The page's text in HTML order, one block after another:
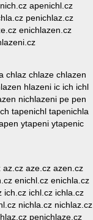
apenichl.cz
penichlaz.cz
enichlazen.cz
chlaz chlaze chlazen
hlazeni ic ich ichl
nichlazeni pe pen
tapenichl tapenichla
ytapeni ytapenic
aze.cz azen.cz
enichl.cz enichla.cz
ich.cz ichl.cz ichla.cz
nichla.cz nichlaz.cz
penichlaze.cz